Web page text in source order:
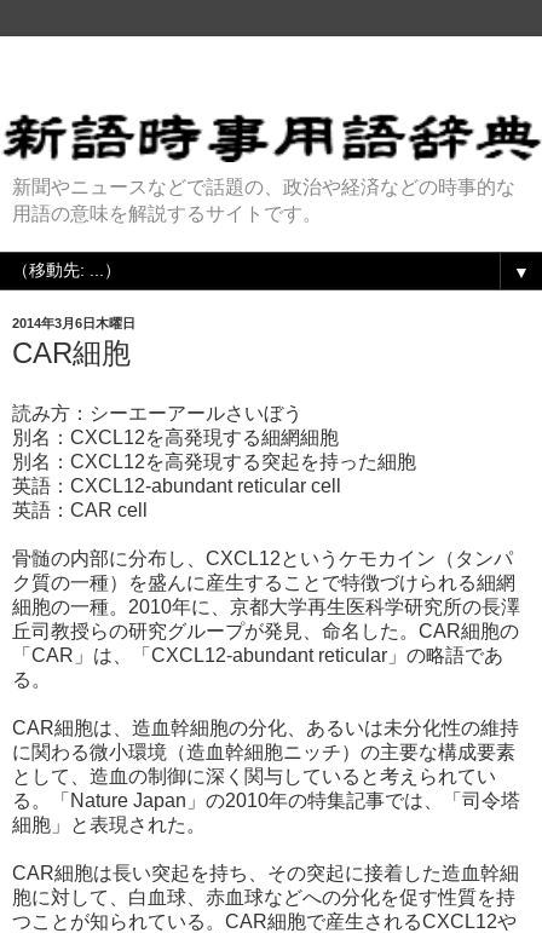
新聞やニュースなどで話題の、政治や経済などの時事的な
用語の意味を解説するサイトです。
▼
2014年3月6日木曜日
CAR細胞
読み方：シーエーアールさいぼう
別名：CXCL12を高発現する細網細胞
別名：CXCL12を高発現する突起を持った細胞
英語：CXCL12-abundant reticular cell
英語：CAR cell
骨髄の内部に分布し、CXCL12というケモカイン（タンパ
ク質の一種）を盛んに産生することで特徴づけられる細網
細胞の一種。2010年に、京都大学再生医科学研究所の長澤
丘司教授らの研究グループが発見、命名した。CAR細胞の
「CAR」は、「CXCL12-abundant reticular」の略語であ
る。
CAR細胞は、造血幹細胞の分化、あるいは未分化性の維持
に関わる微小環境（造血幹細胞ニッチ）の主要な構成要素
として、造血の制御に深く関与していると考えられてい
る。「Nature Japan」の2010年の特集記事では、「司令塔
細胞」と表現された。
CAR細胞は長い突起を持ち、その突起に接着した造血幹細
胞に対して、白血球、赤血球などへの分化を促す性質を持
つことが知られている。CAR細胞で産生されるCXCL12や